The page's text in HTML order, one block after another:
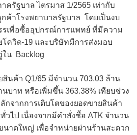
รัฐบาล ไตรมาส 1/2565 เท่ากับ
ค้าโรงพยาบาลรัฐบาล โดยเป็นงบ
เพื่อซื้ออุปกรณ์การแพทย์ ที่มีความ
โควิด-19 และบริษัทมีการส่งมอบ
น Backlog
นค้า Q1/65 มีจำนวน 703.03 ล้าน
บาท หรือเพิ่มขึ้น 363.38% เทียบช่วง
กจากการเติบโตของยอดขายสินค้า
วไป เนื่องจากมีคำสั่งซื้อ ATK จำนวน
นาดใหญ่ เพื่อจำหน่ายผ่านร้านสะดวก